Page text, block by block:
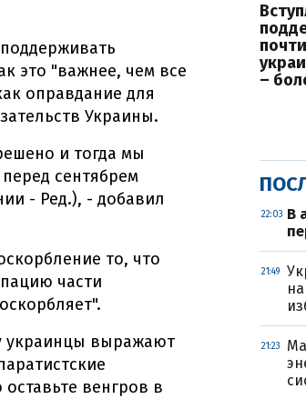
это "важнее, чем все
оправдание для
Украины.
и тогда мы
сентябрем
- Ред.), - добавил
то, что
части
украинцы выражают
венгров в
–
22:03 В
21:49
21:23